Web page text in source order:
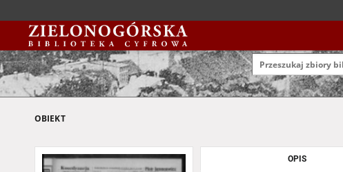
OBIEKT
OPIS